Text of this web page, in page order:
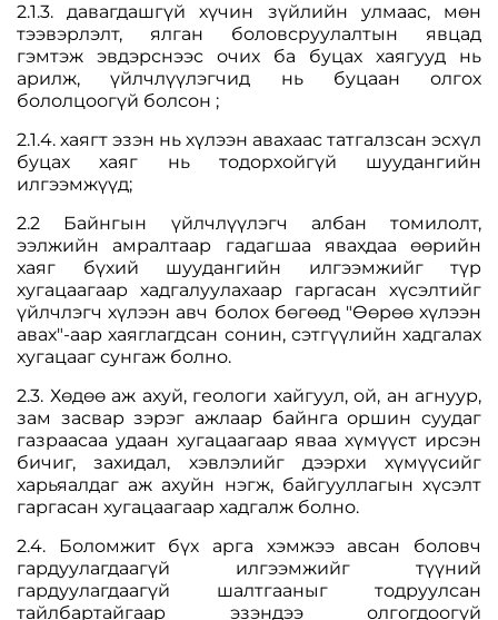
2.1.3. давагдашгүй хүчин зүйлийн улмаас, мөн
тээвэрлэлт, ялган боловсруулалтын явцад
гэмтэж эвдэрснээс очих ба буцах хаягууд нь
арилж, үйлчлүүлэгчид нь буцаан олгох
бололцоогүй болсон ;
2.1.4. хаягт эзэн нь хүлээн авахаас татгалзсан эсхүл
буцах хаяг нь тодорхойгүй шуудангийн
илгээмжүүд;
2.2 Байнгын үйлчлүүлэгч албан томилолт,
ээлжийн амралтаар гадагшаа явахдаа өөрийн
хаяг бүхий шуудангийн илгээмжийг түр
хугацаагаар хадгалуулахаар гаргасан хүсэлтийг
үйлчлэгч хүлээн авч болох бөгөөд "Өөрөө хүлээн
авах"-аар хаяглагдсан сонин, сэтгүүлийн хадгалах
хугацааг сунгаж болно.
2.3. Хөдөө аж ахуй, геологи хайгуул, ой, ан агнуур,
зам засвар зэрэг ажлаар байнга оршин суудаг
газраасаа удаан хугацаагаар яваа хүмүүст ирсэн
бичиг, захидал, хэвлэлийг дээрхи хүмүүсийг
харьяалдаг аж ахуйн нэгж, байгууллагын хүсэлт
гаргасан хугацаагаар хадгалж болно.
2.4. Боломжит бүх арга хэмжээ авсан боловч
гардуулагдаагүй илгээмжийг түүний
гардуулагдаагүй шалтгааныг тодруулсан
тайлбартайгаар эзэндээ олгогдоогүй